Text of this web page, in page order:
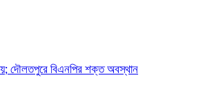
দৌলতপুরে বিএনপির শক্ত অবস্থান